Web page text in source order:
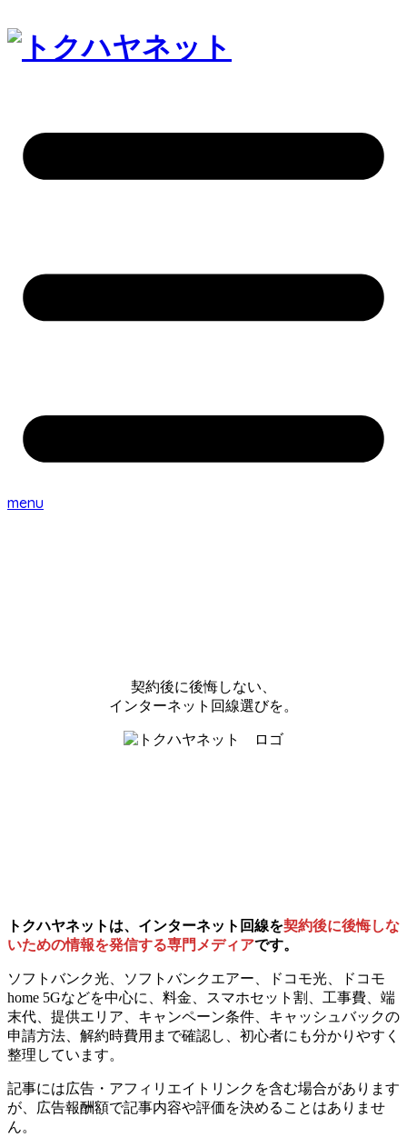
menu
契約後に後悔しない、
インターネット回線選びを。
トクハヤネットは、インターネット回線を契約後に後悔しな
いための情報を発信する専門メディアです。
ソフトバンク光、ソフトバンクエアー、ドコモ光、ドコモ
home 5Gなどを中心に、料金、スマホセット割、工事費、端
末代、提供エリア、キャンペーン条件、キャッシュバックの
申請方法、解約時費用まで確認し、初心者にも分かりやすく
整理しています。
記事には広告・アフィリエイトリンクを含む場合があります
が、広告報酬額で記事内容や評価を決めることはありませ
ん。